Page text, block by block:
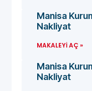
Manisa
Nakliyat
MAKALEYI AÇ »
Manisa
Nakliyat